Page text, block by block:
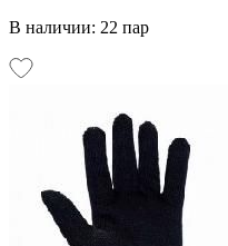
В наличии: 22 пар